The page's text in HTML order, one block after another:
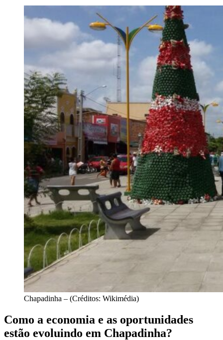
Chapadinha – (Créditos: Wikimédia)
Como a economia e as oportunidades
estão evoluindo em Chapadinha?